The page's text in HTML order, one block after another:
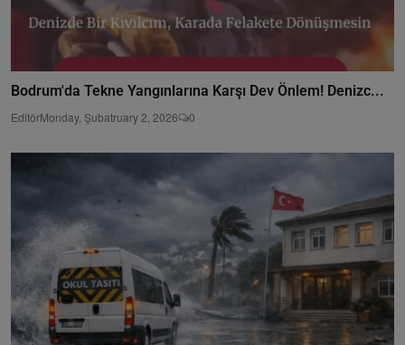
Bodrum'da Tekne Yangınlarına Karşı Dev Önlem! Denizc...
EditörMonday, Şubatruary 2, 2026 0